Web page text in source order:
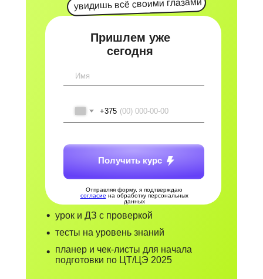
урок и ДЗ с проверкой
планер и чек-листы для начала
подготовки по ЦТ/ЦЭ 2025
тесты на уровень знаний
Получить курс
+375
Пришлем уже
сегодня
Отправляя форму, я подтверждаю
согласие на обработку персональных
данных
увидишь всё своими глазами